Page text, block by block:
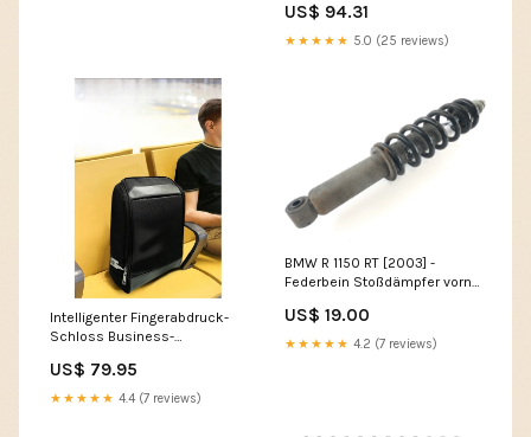
US$ 94.31
★★★★★ 5.0 (25 reviews)
Intelligenter Fingerabdruck-
Schloss Business-
Diebstahlsicheres USB-Lade-
Design #0001
US$ 79.95
★★★★★ 4.4 (7 reviews)
BMW R 1150 RT [2003] -
Federbein Stoßdämpfer vorne
US$ 19.00
★★★★★ 4.2 (7 reviews)